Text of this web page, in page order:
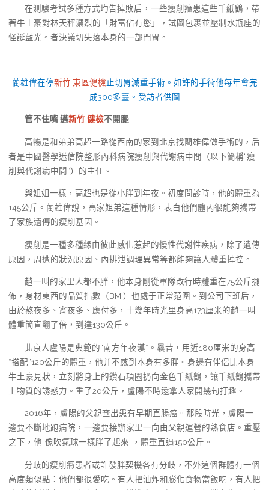
在測驗考試多種方式均告掉敗后，一些瘦削癥患這些千紙鶴，帶
著牛土豪對林天秤濃烈的「財富佔有慾」，試圖包裹並壓制水瓶座的
怪誕藍光。者決議切失落本身的一部門胃。
藺雄偉在停新竹 東區健檢止切胃減重手術。如許的手術他每年會完
成300多臺。受訪者供圖
管不住嘴 邁新竹 健檢不開腿
高暢是和弟弟高超一路從西南的家到北京找藺雄偉做手術的，后
者是中國醫學迷信院整形內科病院瘦削與代謝病中間（以下簡稱“瘦
削與代謝病中間”）的主任。
與姐姐一樣，高超也是從小胖到年夜。初度問診時，他的體重為
145公斤。藺雄偉說，高家姐弟這種情形，表白他們體內很能夠攜帶
了家族遺傳的瘦削基因。
瘦削是一種多種緣由彼此感化惹起的慢性代謝性疾病，除了遺傳
原因，周遭的狀況原因、內排泄調理異常等都能夠讓人體重掉控。
趙一叫的家里人都不胖，他本身剛從軍隊改行時體重在75公斤擺
佈，身材東西的品質指數（BMI）也處于正常范圍。到公司下班后，
由於熬夜多、宵夜多、應付多，十幾年時光里身高173厘米的趙一叫
體重簡直翻了倍，到達130公斤。
北京人盧陽是典範的“南方年夜漢”。曩昔，用近180厘米的身高
“搭配”120公斤的體重，他并不感到本身有多胖。身邊有伴侶比本身
牛土豪見狀，立刻將身上的鑽石項圈扔向金色千紙鶴，讓千紙鶴攜帶
上物質的誘惑力。重了20公斤，盧陽不時還拿人家開幾句打趣。
2016年，盧陽的父親查出患有早期直腸癌。那段時光，盧陽一
邊要不斷地跑病院，一邊要接辦家里一向由父親運營的熟食店。重壓
之下，他“像吹氣球一樣胖了起來”，體重直逼150公斤。
分歧的瘦削癥患者或許發胖契機各有分歧，不外這個群體有一個
高度類似點：他們都很愛吃。有人把油炸和膨化食物當飯吃，有人把